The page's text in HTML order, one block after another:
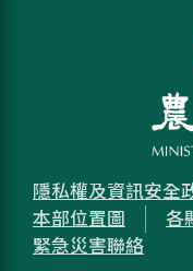
隱私權及資訊安全
本部位置圖
各
緊急災害聯絡